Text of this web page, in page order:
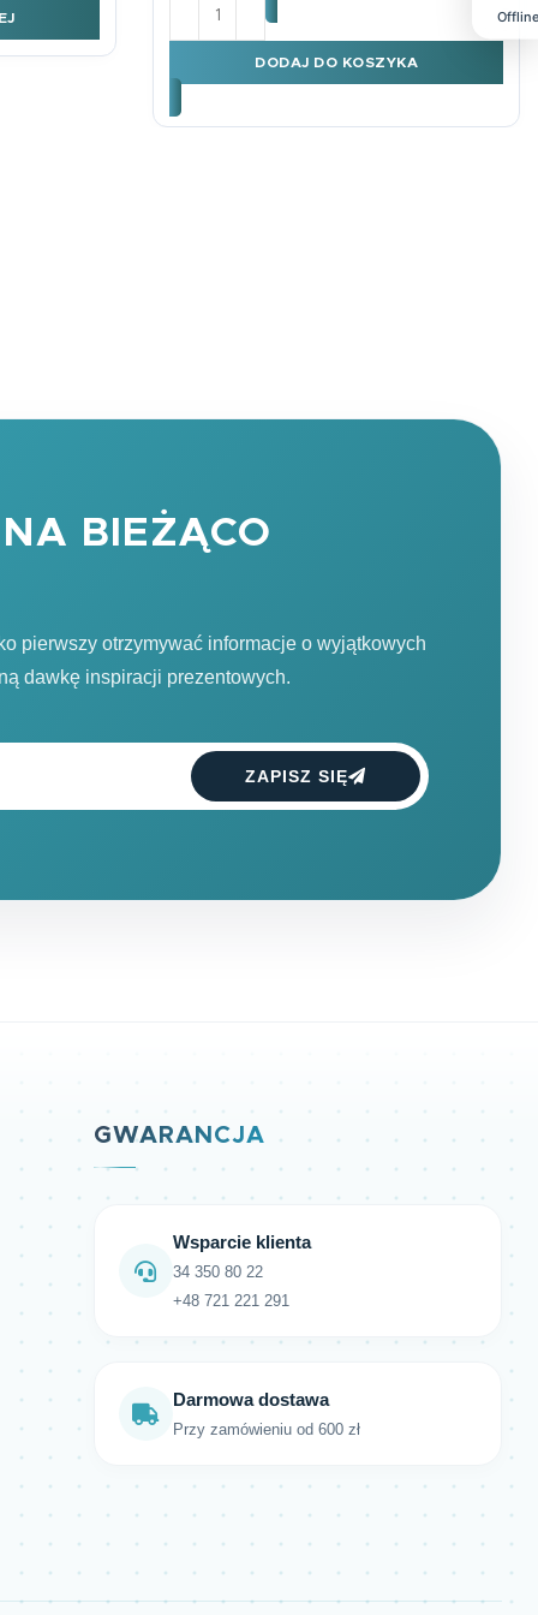
Offline
ilość Karnet DL Ślub Flamingi
DODAJ DO KOSZYKA
BIEŻĄCO
pierwszy otrzymywać informacje o wyjątkowych
dawkę inspiracji prezentowych.
ZAPISZ SIĘ
GWARANCJA
Wsparcie klienta
34 350 80 22
+48 721 221 291
Darmowa dostawa
Przy zamówieniu od 600 zł